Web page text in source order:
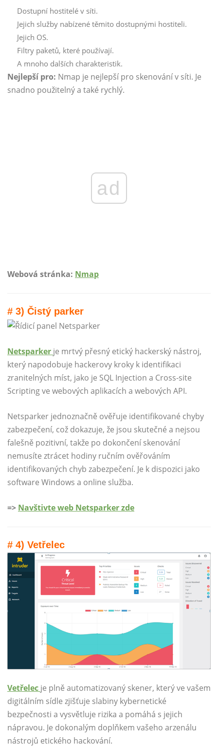
Dostupní hostitelé v síti.
Jejich služby nabízené těmito dostupnými hostiteli.
Jejich OS.
Filtry paketů, které používají.
A mnoho dalších charakteristik.
Nejlepší pro: Nmap je nejlepší pro skenování v síti. Je
snadno použitelný a také rychlý.
ad
Webová stránka: Nmap
# 3) Čistý parker
Netsparker je mrtvý přesný etický hackerský nástroj,
který napodobuje hackerovy kroky k identifikaci
zranitelných míst, jako je SQL Injection a Cross-site
Scripting ve webových aplikacích a webových API.
Netsparker jednoznačně ověřuje identifikované chyby
zabezpečení, což dokazuje, že jsou skutečné a nejsou
falešně pozitivní, takže po dokončení skenování
nemusíte ztrácet hodiny ručním ověřováním
identifikovaných chyb zabezpečení. Je k dispozici jako
software Windows a online služba.
=> Navštivte web Netsparker zde
# 4) Vetřelec
Vetřelec je plně automatizovaný skener, který ve vašem
digitálním sídle zjišťuje slabiny kybernetické
bezpečnosti a vysvětluje rizika a pomáhá s jejich
nápravou. Je dokonalým doplňkem vašeho arzenálu
nástrojů etického hackování.